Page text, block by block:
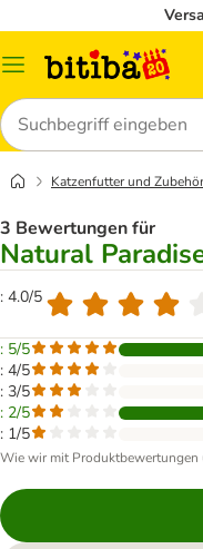
Menü
Suchen
Katzenfutter und Zubehör
3 Bewertungen für
Natural
: 4.0/5
: 5/5
: 4/5
: 3/5
: 2/5
: 1/5
Wie wir mit Produktbewertungen